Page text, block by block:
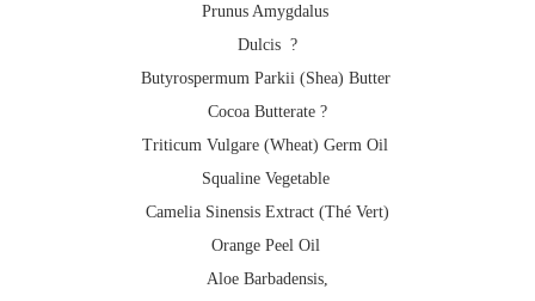
Prunus Amygdalus
Dulcis ?
Butyrospermum Parkii (Shea) Butter
Cocoa Butterate ?
Triticum Vulgare (Wheat) Germ Oil
Squaline Vegetable
Camelia Sinensis Extract (Thé Vert)
Orange Peel Oil
Aloe Barbadensis